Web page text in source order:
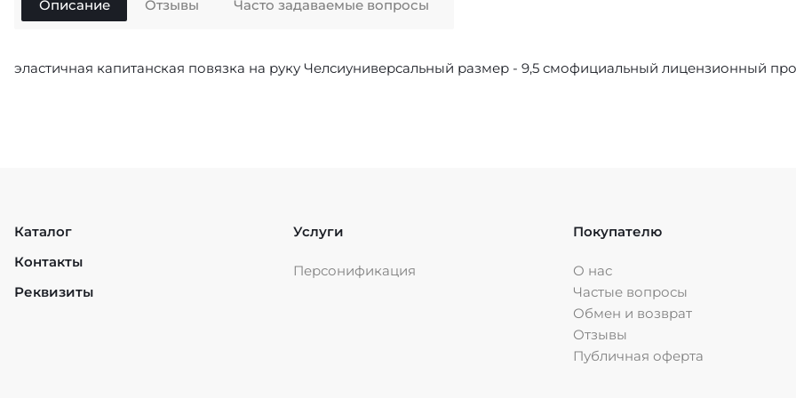
Описание
эластичная капитанская повязка на руку Челсиуниверсальный размер - 9,5 смофициальный лицензионный
Отзывы Часто задаваемые вопросы
Каталог
Контакты
Реквизиты
Услуги
Персонификация
Покупателю
О нас
Частые вопросы
Обмен и возврат
Отзывы
Публичная оферта